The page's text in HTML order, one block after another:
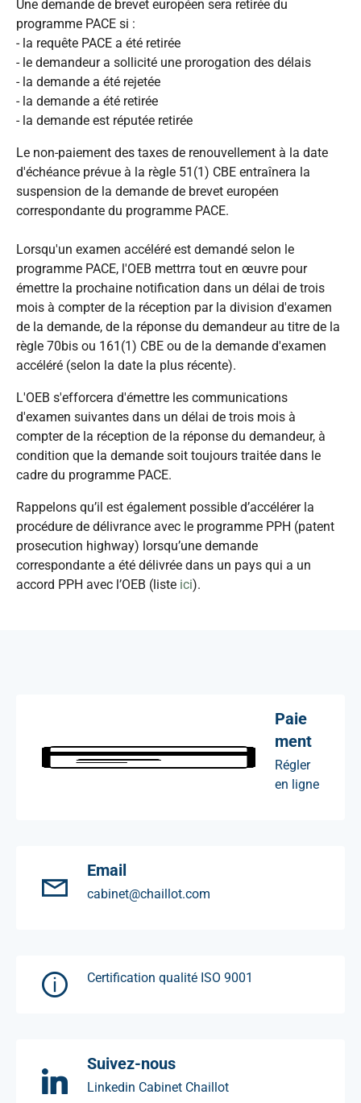
Une demande de brevet européen sera retirée du
programme PACE si :
- la requête PACE a été retirée
- le demandeur a sollicité une prorogation des délais
- la demande a été rejetée
- la demande a été retirée
- la demande est réputée retirée
Le non-paiement des taxes de renouvellement à la date
d'échéance prévue à la règle 51(1) CBE entraînera la
suspension de la demande de brevet européen
correspondante du programme PACE.
Lorsqu'un examen accéléré est demandé selon le
programme PACE, l'OEB mettrra tout en œuvre pour
émettre la prochaine notification dans un délai de trois
mois à compter de la réception par la division d'examen
de la demande, de la réponse du demandeur au titre de la
règle 70bis ou 161(1) CBE ou de la demande d'examen
accéléré (selon la date la plus récente).
L'OEB s'efforcera d'émettre les communications
d'examen suivantes dans un délai de trois mois à
compter de la réception de la réponse du demandeur, à
condition que la demande soit toujours traitée dans le
cadre du programme PACE.
Rappelons qu’il est également possible d’accélérer la
procédure de délivrance avec le programme PPH (patent
prosecution highway) lorsqu’une demande
correspondante a été délivrée dans un pays qui a un
accord PPH avec l’OEB (liste ici).
Paie
ment
Régler
en ligne
Email
cabinet@chaillot.com
Certification qualité ISO 9001
Suivez-nous
Linkedin Cabinet Chaillot